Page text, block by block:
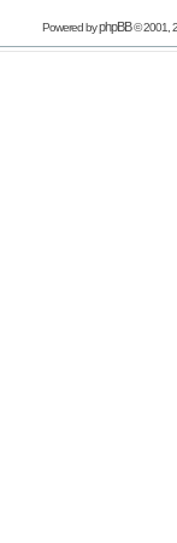
Powered byphpBB© 2001,